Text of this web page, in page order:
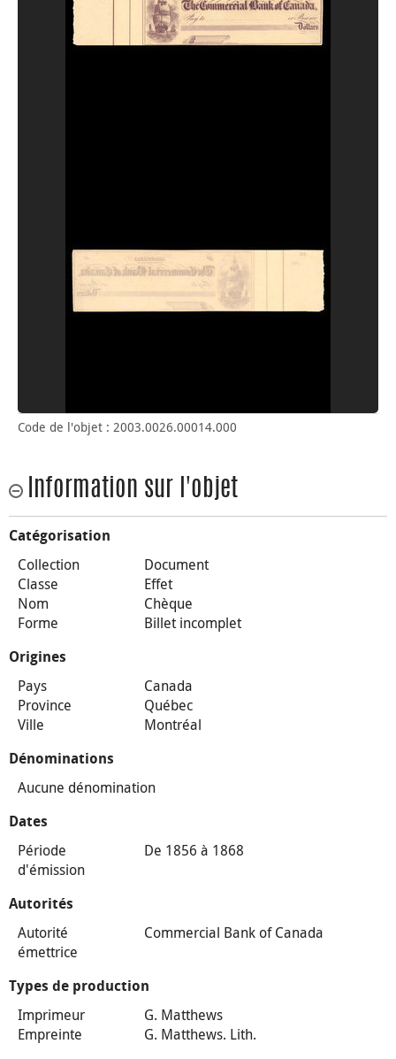
Code de l'objet : 2003.0026.00014.000
Information sur l'objet
Catégorisation
Collection
Document
Classe
Effet
Nom
Chèque
Forme
Billet incomplet
Origines
Pays
Canada
Province
Québec
Ville
Montréal
Dénominations
Aucune dénomination
Dates
Période
d'émission
De 1856 à 1868
Autorités
Autorité
émettrice
Commercial Bank of Canada
Types de production
Imprimeur
G. Matthews
Empreinte
G. Matthews. Lith.